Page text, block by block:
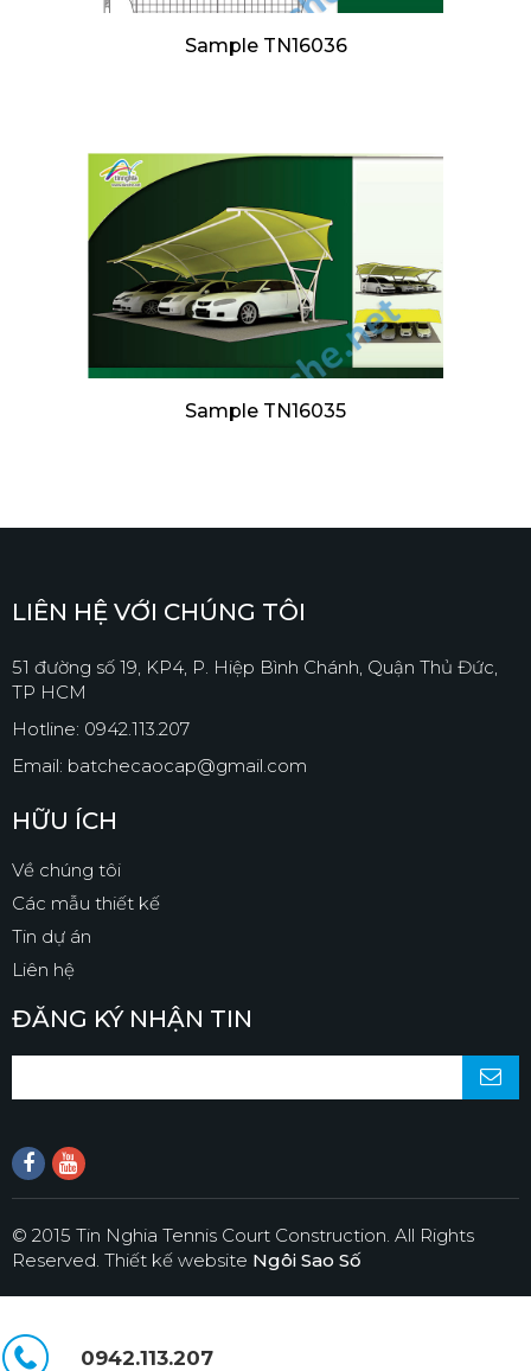
0942.113.207
Sample TN16036
Sample TN16035
LIÊN HỆ VỚI CHÚNG TÔI
51 đường số 19, KP4, P. Hiệp Bình Chánh, Quận Thủ Đức,
TP HCM
Hotline: 0942.113.207
Email: batchecaocap@gmail.com
HỮU ÍCH
Về chúng tôi
Các mẫu thiết kế
Tin dự án
Liên hệ
ĐĂNG KÝ NHẬN TIN
© 2015 Tin Nghia Tennis Court Construction. All Rights
Reserved. Thiết kế website Ngôi Sao Số